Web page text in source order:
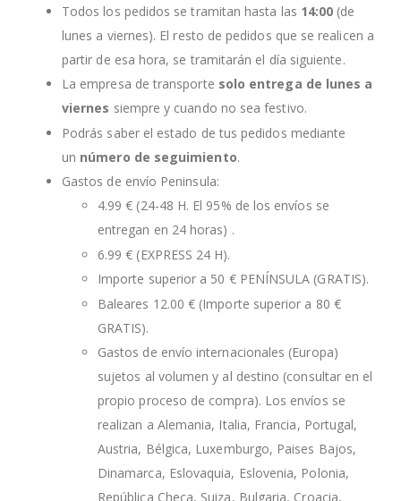
Todos los pedidos se tramitan hasta las 14:00 (de
lunes a viernes). El resto de pedidos que se realicen a
partir de esa hora, se tramitarán el día siguiente.
La empresa de transporte solo entrega de lunes a
viernes siempre y cuando no sea festivo.
Podrás saber el estado de tus pedidos mediante
un número de seguimiento.
Gastos de envío Peninsula:
4.99 € (24-48 H. El 95% de los envíos se
entregan en 24 horas) .
6.99 € (EXPRESS 24 H).
Importe superior a 50 € PENÍNSULA (GRATIS).
Baleares 12.00 € (Importe superior a 80 €
GRATIS).
Gastos de envío internacionales (Europa)
sujetos al volumen y al destino (consultar en el
propio proceso de compra). Los envíos se
realizan a Alemania, Italia, Francia, Portugal,
Austria, Bélgica, Luxemburgo, Paises Bajos,
Dinamarca, Eslovaquia, Eslovenia, Polonia,
República Checa, Suiza, Bulgaria, Croacia,